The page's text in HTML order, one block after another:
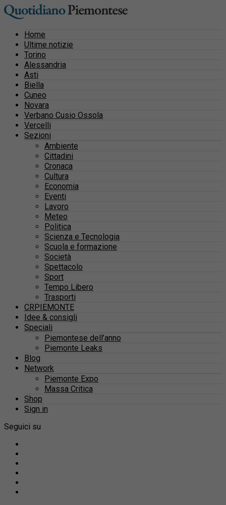
Home
Ultime notizie
Torino
Alessandria
Asti
Biella
Cuneo
Novara
Verbano Cusio Ossola
Vercelli
Sezioni
Ambiente
Cittadini
Cronaca
Cultura
Economia
Eventi
Lavoro
Meteo
Politica
Scienza e Tecnologia
Scuola e formazione
Società
Spettacolo
Sport
Tempo Libero
Trasporti
CRPIEMONTE
Idee & consigli
Speciali
Piemontese dell’anno
Piemonte Leaks
Blog
Network
Piemonte Expo
Massa Critica
Shop
Sign in
Seguici su